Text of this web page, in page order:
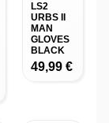
LS2
URBS II
MAN
GLOVES
BLACK
49,99 €